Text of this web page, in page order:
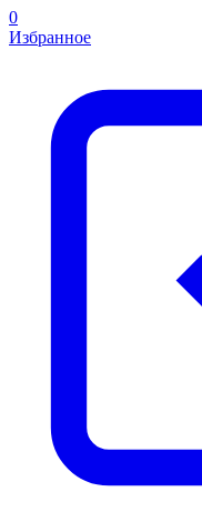
0
Избранное